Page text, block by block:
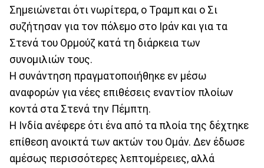
Σημειώνεται ότι νωρίτερα, ο Τραμπ και ο Σι
συζήτησαν για τον πόλεμο στο Ιράν και για τα
Στενά του Ορμούζ κατά τη διάρκεια των
συνομιλιών τους.
Η συνάντηση πραγματοποιήθηκε εν μέσω
αναφορών για νέες επιθέσεις εναντίον πλοίων
κοντά στα Στενά την Πέμπτη.
Η Ινδία ανέφερε ότι ένα από τα πλοία της δέχτηκε
επίθεση ανοικτά των ακτών του Ομάν. Δεν έδωσε
αμέσως περισσότερες λεπτομέρειες, αλλά